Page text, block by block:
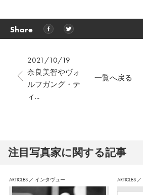
Share
2021/10/19
奈良美智やヴォ
ルフガング・テ
ィ...
一覧へ戻る
注⽬写真家に関する記事
ARTICLES ／ インタヴュー ARTICLES ／